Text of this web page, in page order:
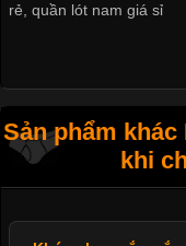
rẻ,quần lót nam giá sỉ
Sản phẩm
khi